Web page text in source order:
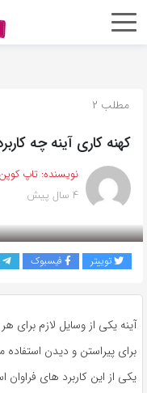
اشتراک
از
روش‌های
زیر
می‌توانید
این
صفحه
با
دوستان
خود
مطلب ۲
کهنه کاری آینه چه
نویسنده: تاپ کوپن
۴ سال پیش
توییتر فیسبوک
آینه یکی از وسایل لازم برای
برای پیراستن و دیدن استفاده
یکی از این کاربرد های فراوان